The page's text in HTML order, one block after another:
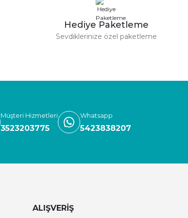
Hediye Paketleme
Sevdiklerinize özel paketleme
Müşteri Hizmetleri
3523203775
Whatsapp
5423838207
ALIŞVERİŞ